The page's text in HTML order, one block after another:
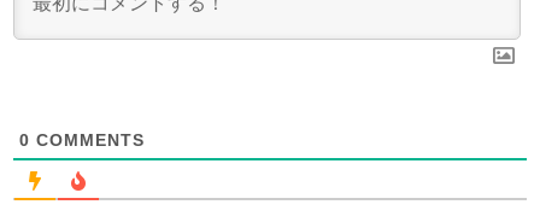
0 COMMENTS